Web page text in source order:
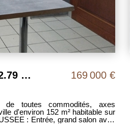
Maison Escautpont 4 pièce(s) 152.79 m2 169 000 €
de toutes commodités, axes
d'environ 152 m² habitable sur
: Entrée, grand salon avec